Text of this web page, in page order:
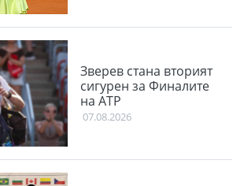
Зверев стана вторият
сигурен за Финалите
на АТР
07.08.2026